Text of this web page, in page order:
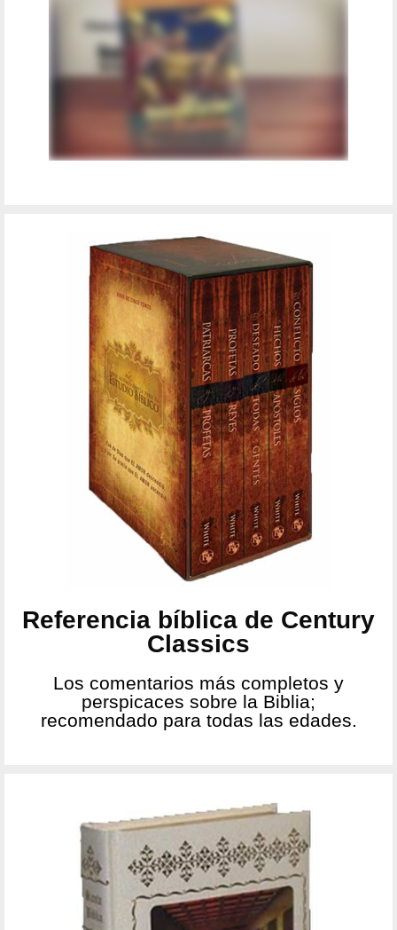
Referencia bíblica de Century
Classics
Los comentarios más completos y
perspicaces sobre la Biblia;
recomendado para todas las edades.